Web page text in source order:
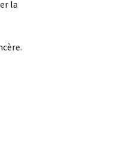
la